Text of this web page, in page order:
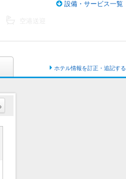
設備・サービス一覧
ホテル情報を訂正・追記する